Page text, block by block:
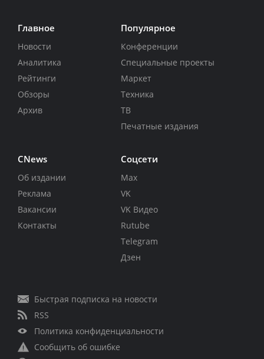
Главное
Новости
Аналитика
Рейтинги
Обзоры
Архив
Популярное
Конференции
Специальные проекты
Маркет
Техника
ТВ
Печатные издания
CNews
Об издании
Реклама
Вакансии
Контакты
Соцсети
Max
VK
VK Видео
Rutube
Telegram
Дзен
Быстрая подписка на новости
RSS
Политика конфиденциальности
Сообщить об ошибке